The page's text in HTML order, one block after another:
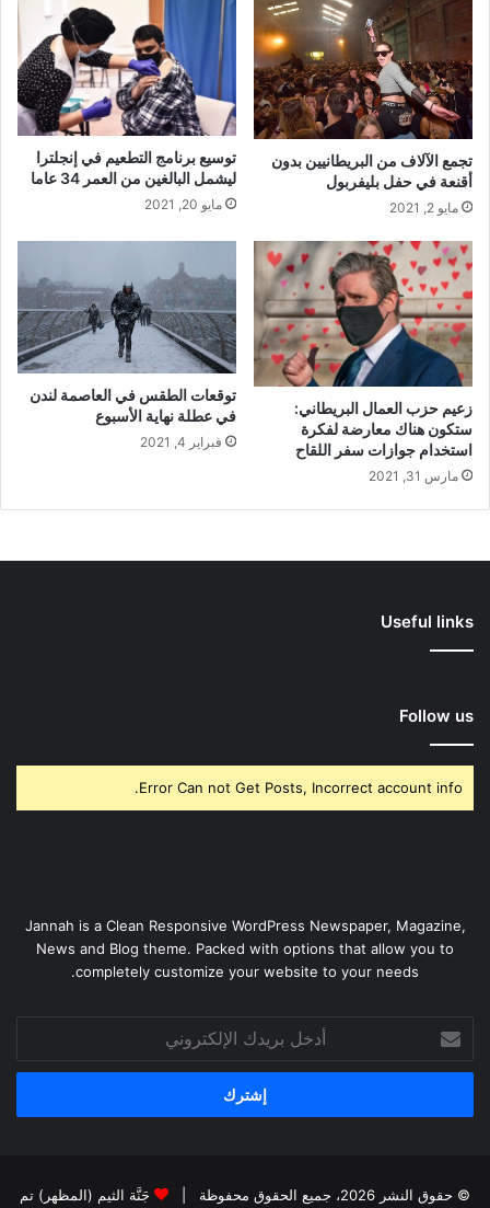
تجمع الآلاف من البريطانيين بدون
أقنعة في حفل بليفربول
مايو 2, 2021
توسيع برنامج التطعيم في إنجلترا
ليشمل البالغين من العمر 34 عاما
مايو 20, 2021
زعيم حزب العمال البريطاني:
ستكون هناك معارضة لفكرة
استخدام جوازات سفر اللقاح
مارس 31, 2021
توقعات الطقس في العاصمة لندن
في عطلة نهاية الأسبوع
فبراير 4, 2021
Useful links
Follow us
Error Can not Get Posts, Incorrect account info.
Jannah is a Clean Responsive WordPress Newspaper, Magazine,
News and Blog theme. Packed with options that allow you to
completely customize your website to your needs.
بريدك
الإلكتروني
© حقوق النشر 2026، جميع الحقوق محفوظة | جَنَّة الثيم (المظهر) تم